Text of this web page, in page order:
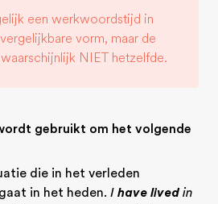
een werkwoordstijd in
vorm, maar de
NIET hetzelfde.
gebruikt om het volgende
die in het verleden
in het heden. I have livedin